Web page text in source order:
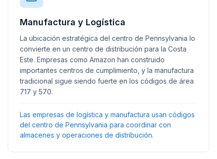
Manufactura y Logística
La ubicación estratégica del centro de Pennsylvania lo
convierte en un centro de distribución para la Costa
Este. Empresas como Amazon han construido
importantes centros de cumplimiento, y la manufactura
tradicional sigue siendo fuerte en los códigos de área
717 y 570.
Las empresas de logística y manufactura usan códigos
del centro de Pennsylvania para coordinar con
almacenes y operaciones de distribución.